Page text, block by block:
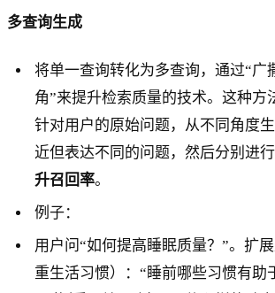
多查询生成
将单一查询转化为多查询，通过“广
角”来提升检索质量的技术。这种方
针对用户的原始问题，从不同角度
近但表达不同的问题，然后分别进
升召回率。
例子：
用户问“如何提高睡眠质量？”。扩
重生活习惯）：“睡前哪些习惯有助